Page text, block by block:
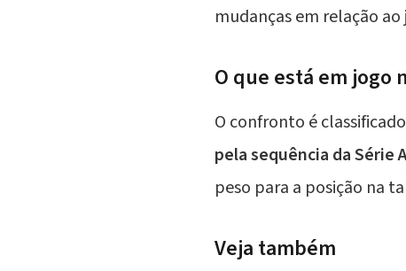
mudanças em relação
O que está em jogo
O confronto é
pela sequência da Série
peso para a posição na
Veja também